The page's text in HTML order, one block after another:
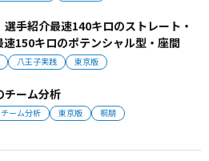
紹介最速140キロのストレート・
150キロのポテンシャル型・座間
八王子実践 東京版
チーム分析
チーム分析 東京版 桐朋